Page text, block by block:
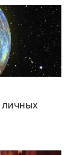
личных